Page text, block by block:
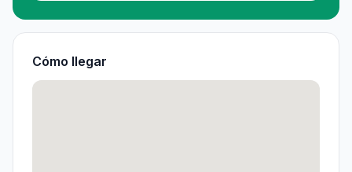
Cómo llegar